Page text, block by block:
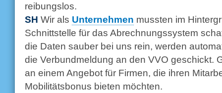
reibungslos.
SH Wir als Unternehmen mussten im
Schnittstelle für das Abrechnungssystem
die Daten sauber bei uns rein, werden
die Verbundmeldung an den VVO geschickt.
an einem Angebot für Firmen, die ihren
Mobilitätsbonus bieten möchten.